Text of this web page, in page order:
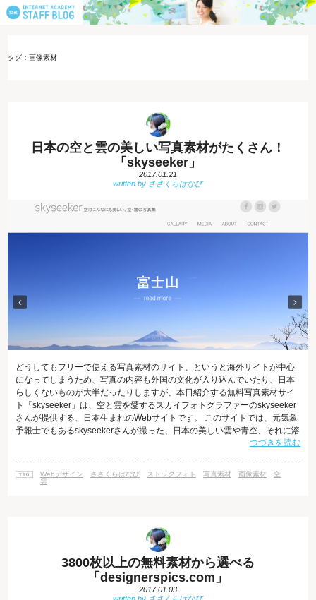
タグ：画像素材
日本の空と雲の美しい写真素材がたくさん！
「skyseeker」
2017.01.21
どうしてもフリーで使える写真素材のサイト、というと海外サイトが中心
になってしまうため、写真の内容も外国の文化が入り込んでいたり、日本
らしくないものが大半だったりしますが、本日紹介する無料写真素材サイ
ト「skyseeker」は、空と雲を愛するスカイフォトグラファーのskyseeker
さんが提供する、日本生まれのWebサイトです。 このサイトでは、元気象
予報士でもあるskyseekerさんが撮った、日本の美しい雲や青空、それに溶
け込む日本の風景の写真を、なんと無料で使用することができます。
にある「GALLARY」をクリックしましょう。すると、Flickrのサイトに飛
びます。 また、メニューバー右端の検索ボタ
つづきを読む
Webデザイン ささくらはなび ストックフォト 写真素材 画像素材
空
雲
3800枚以上の無料素材から選べる
「designerspics.com」
2017.01.03